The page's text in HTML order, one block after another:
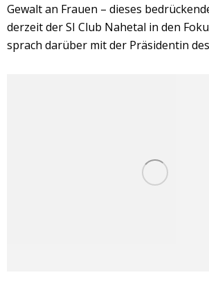
Gewalt an Frauen – dieses
derzeit der SI Club Nahetal in den
sprach darüber mit der Präsidentin